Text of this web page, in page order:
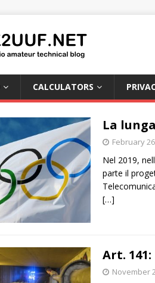
CALCULATORS
La
February
Nel 2019,
parte il
[…]
Art.
November